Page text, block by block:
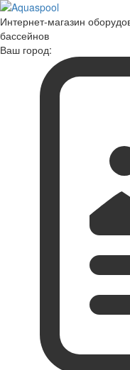
Интернет-магазин
бассейнов
Ваш город: